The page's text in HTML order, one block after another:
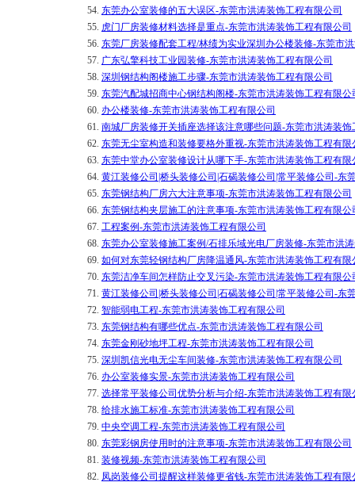
54. 东莞办公室装修的五大误区-东莞市洪涛装饰工程有限公司
55. 虎门厂房装修材料选择是重点-东莞市洪涛装饰工程有限公司
56. 东莞厂房装修配套工程/林绩为实业深圳办公楼装修-东莞市
57. 广东弘擎科技工业园装修-东莞市洪涛装饰工程有限公司
58. 深圳钢结构阁楼施工步骤-东莞市洪涛装饰工程有限公司
59. 东莞汽配城招商中心钢结构阁楼-东莞市洪涛装饰工程有限公
60. 办公楼装修-东莞市洪涛装饰工程有限公司
61. 南城厂房装修开关插座选择该注意哪些问题-东莞市洪涛装饰
62. 东莞无尘室构造和装修要格外重视-东莞市洪涛装饰工程有限
63. 东莞中堂办公室装修设计从哪下手-东莞市洪涛装饰工程有限
64. 黄江装修公司|桥头装修公司|石碣装修公司|常平装修公司-东
65. 东莞钢结构厂房六大注意事项-东莞市洪涛装饰工程有限公司
66. 东莞钢结构夹层施工的注意事项-东莞市洪涛装饰工程有限公
67. 工程案例-东莞市洪涛装饰工程有限公司
68. 东莞办公室装修施工案例/石排乐域光电厂房装修-东莞市洪
69. 如何对东莞轻钢结构厂房降温通风-东莞市洪涛装饰工程有限
70. 东莞洁净车间怎样防止交叉污染-东莞市洪涛装饰工程有限公
71. 黄江装修公司|桥头装修公司|石碣装修公司|常平装修公司-东
72. 智能弱电工程-东莞市洪涛装饰工程有限公司
73. 东莞钢结构有哪些优点-东莞市洪涛装饰工程有限公司
74. 东莞金刚砂地坪工程-东莞市洪涛装饰工程有限公司
75. 深圳凯信光电无尘车间装修-东莞市洪涛装饰工程有限公司
76. 办公室装修实景-东莞市洪涛装饰工程有限公司
77. 选择常平装修公司优势分析与介绍-东莞市洪涛装饰工程有限
78. 给排水施工标准-东莞市洪涛装饰工程有限公司
79. 中央空调工程-东莞市洪涛装饰工程有限公司
80. 东莞彩钢房使用时的注意事项-东莞市洪涛装饰工程有限公司
81. 装修视频-东莞市洪涛装饰工程有限公司
82. 凤岗装修公司提醒这样装修更省钱-东莞市洪涛装饰工程有限